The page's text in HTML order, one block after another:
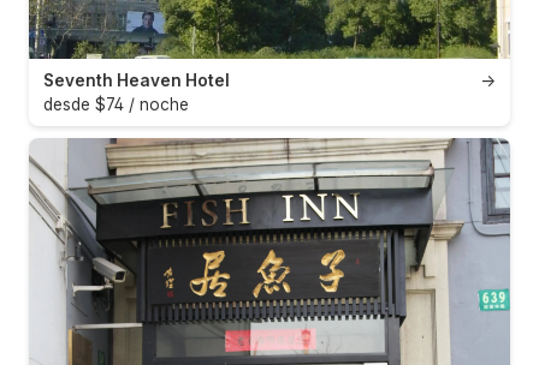
→
Seventh Heaven Hotel
desde $74 / noche